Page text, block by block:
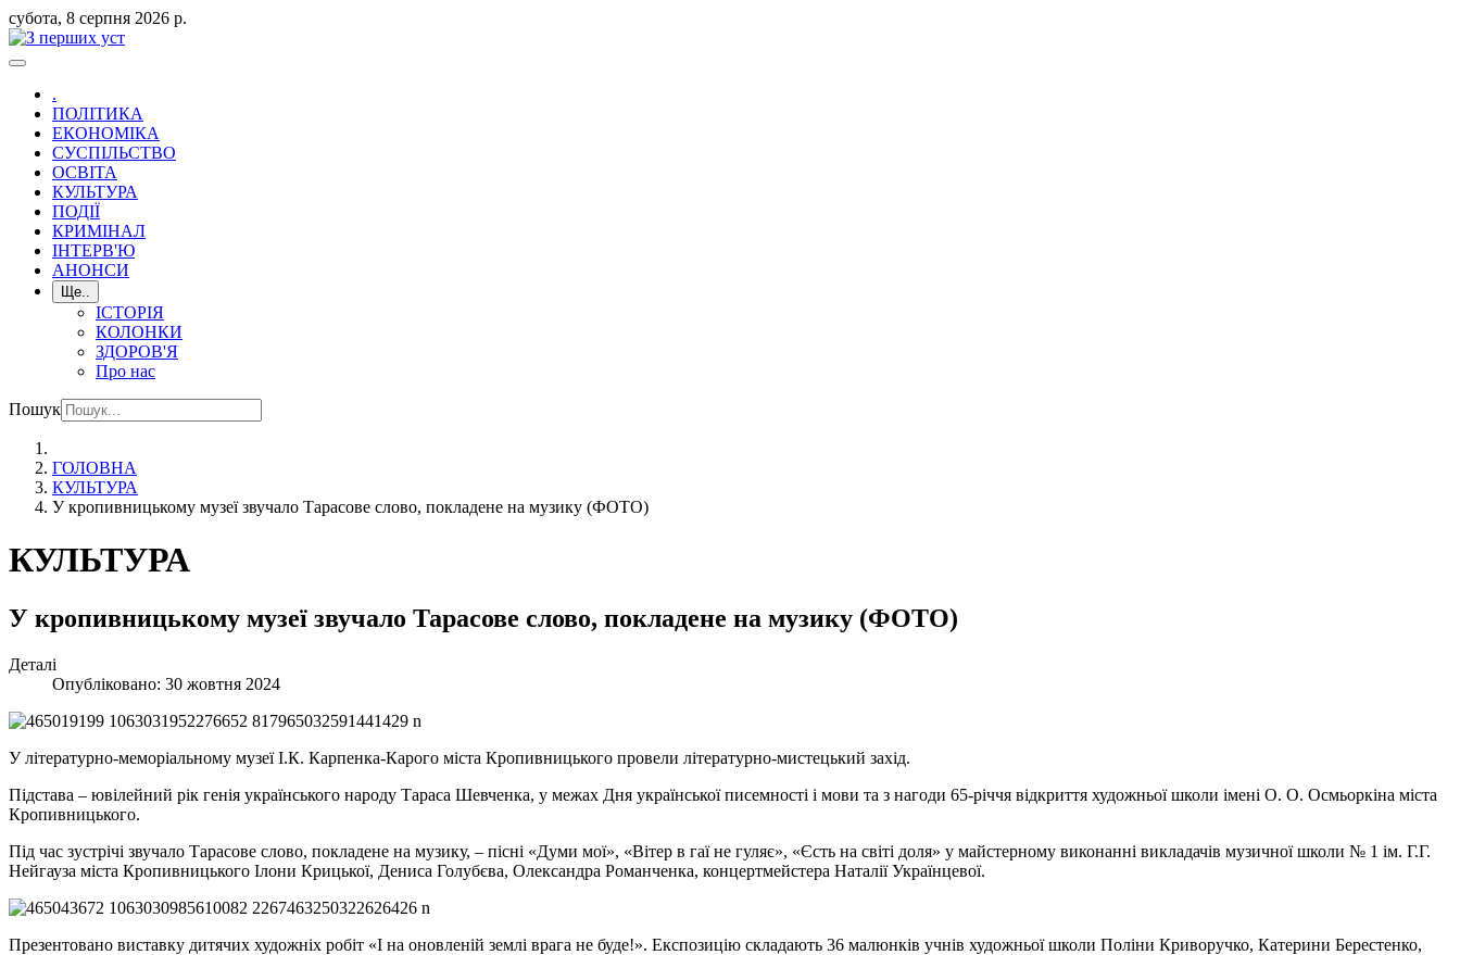
субота, 8 серпня 2026 р.
.
ПОЛІТИКА
ЕКОНОМІКА
СУСПІЛЬСТВО
ОСВІТА
КУЛЬТУРА
ПОДІЇ
КРИМІНАЛ
ІНТЕРВ'Ю
АНОНСИ
Ще..
ІСТОРІЯ
КОЛОНКИ
ЗДОРОВ'Я
Про нас
Пошук
ГОЛОВНА
КУЛЬТУРА
У кропивницькому музеї звучало Тарасове слово, покладене на музику (ФОТО)
КУЛЬТУРА
У кропивницькому музеї звучало Тарасове слово, покладене на музику (ФОТО)
Деталі
Опубліковано: 30 жовтня 2024
У літературно-меморіальному музеї І.К. Карпенка-Карого міста Кропивницького провели літературно-мистецький захід.
Підстава – ювілейний рік генія українського народу Тараса Шевченка, у межах Дня української писемності і мови та з нагоди 65-річчя відкриття художньої школи імені О. О. Осмьоркіна міста
Кропивницького.
Під час зустрічі звучало Тарасове слово, покладене на музику, – пісні «Думи мої», «Вітер в гаї не гуляє», «Єсть на світі доля» у майстерному виконанні викладачів музичної школи № 1 ім. Г.Г.
Нейгауза міста Кропивницького Ілони Крицької, Дениса Голубєва, Олександра Романченка, концертмейстера Наталії Українцевої.
Презентовано виставку дитячих художніх робіт «І на оновленій землі врага не буде!». Експозицію складають 36 малюнків учнів художньої школи Поліни Криворучко, Катерини Берестенко,